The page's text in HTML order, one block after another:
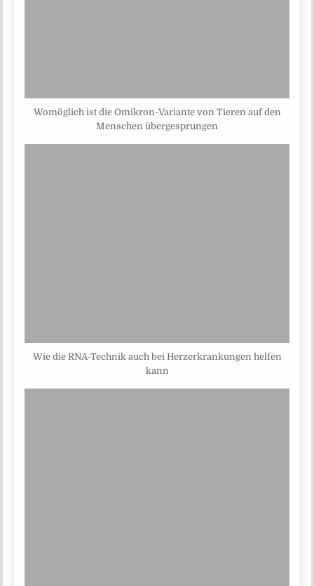
Womöglich ist die Omikron-Variante von Tieren auf den
Menschen übergesprungen
Wie die RNA-Technik auch bei Herzerkrankungen helfen
kann